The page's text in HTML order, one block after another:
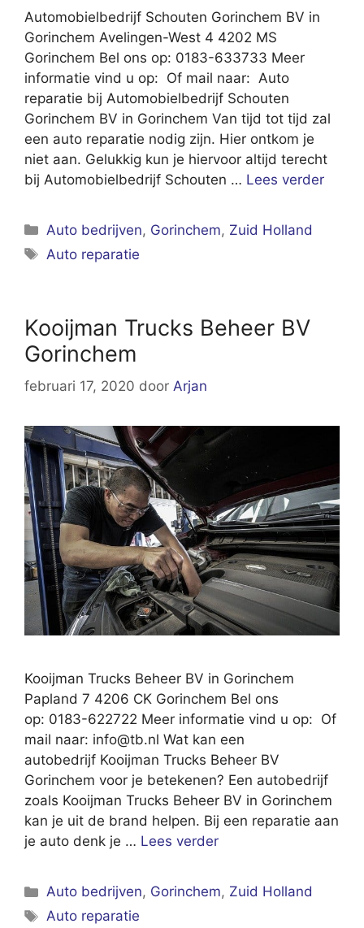
Automobielbedrijf Schouten Gorinchem BV in
Gorinchem Avelingen-West 4 4202 MS
Gorinchem Bel ons op: 0183-633733 Meer
informatie vind u op: Of mail naar: Auto
reparatie bij Automobielbedrijf Schouten
Gorinchem BV in Gorinchem Van tijd tot tijd zal
een auto reparatie nodig zijn. Hier ontkom je
niet aan. Gelukkig kun je hiervoor altijd terecht
bij Automobielbedrijf Schouten … Lees verder
Categorieën
Auto bedrijven, Gorinchem, Zuid Holland
Tags
Auto reparatie
Kooijman Trucks Beheer BV
Gorinchem
februari 17, 2020 door Arjan
Kooijman Trucks Beheer BV in Gorinchem
Papland 7 4206 CK Gorinchem Bel ons
op: 0183-622722 Meer informatie vind u op: Of
mail naar: info@tb.nl Wat kan een
autobedrijf Kooijman Trucks Beheer BV
Gorinchem voor je betekenen? Een autobedrijf
zoals Kooijman Trucks Beheer BV in Gorinchem
kan je uit de brand helpen. Bij een reparatie aan
je auto denk je … Lees verder
Categorieën
Auto bedrijven, Gorinchem, Zuid Holland
Tags
Auto reparatie